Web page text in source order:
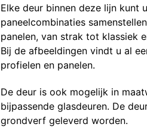
Elke deur binnen deze lijn kunt
paneelcombinaties
panelen, van strak tot klassiek
Bij de afbeeldingen vindt u al
profielen en panelen.
De deur is ook mogelijk in
bijpassende glasdeuren. De
grondverf geleverd worden.